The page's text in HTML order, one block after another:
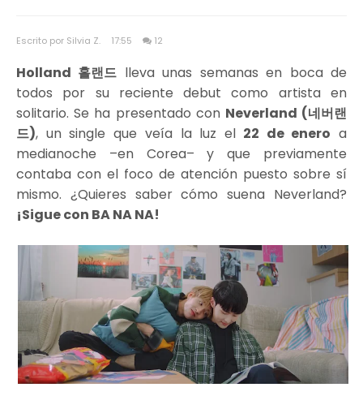
Escrito por Silvia Z. 17:55 12
Holland 홀랜드 lleva unas semanas en boca de
todos por su reciente debut como artista en
solitario. Se ha presentado con Neverland (네버랜
드), un single que veía la luz el 22 de enero a
medianoche –en Corea– y que previamente
contaba con el foco de atención puesto sobre sí
mismo. ¿Quieres saber cómo suena Neverland?
¡Sigue con BA NA NA!